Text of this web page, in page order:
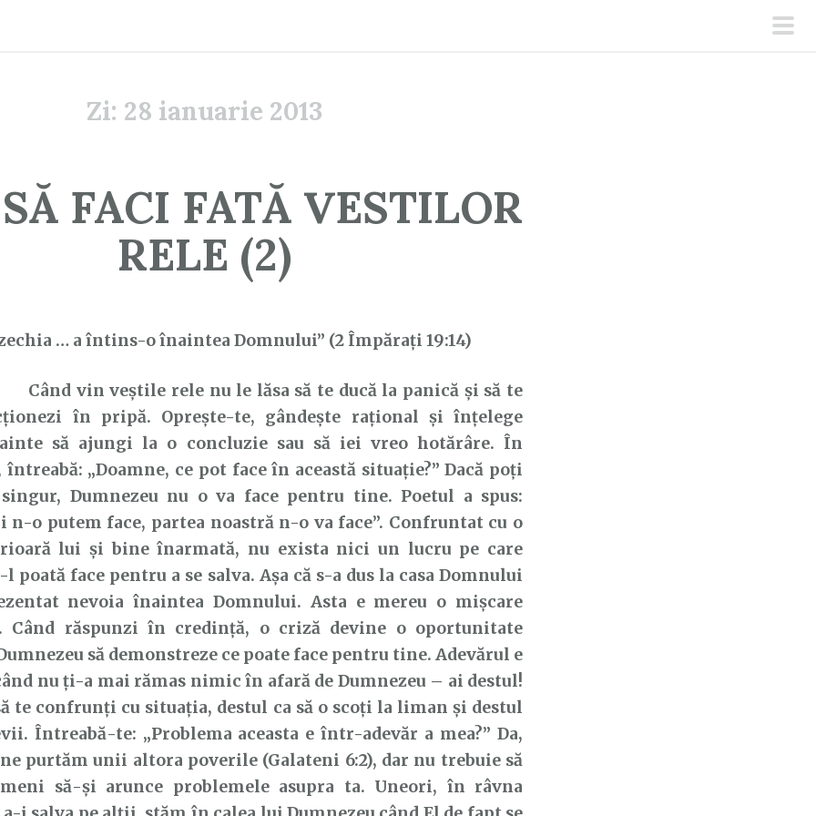
Zi: 28 ianuarie 2013
FACI FATĂ VESTILOR
RELE (2)
… a întins-o înaintea Domnului” (2 Împărați 19:14)
Când vin veștile rele nu le lăsa să te ducă la panică și să te
în pripă. Oprește-te, gândește rațional și înțelege
să ajungi la o concluzie sau să iei vreo hotărâre. În
„Doamne, ce pot face în această situație?” Dacă poți
Dumnezeu nu o va face pentru tine. Poetul a spus:
n-o putem face, partea noastră n-o va face”. Confruntat cu o
lui și bine înarmată, nu exista nici un lucru pe care
l poată face pentru a se salva. Așa că s-a dus la casa Domnului
nevoia înaintea Domnului. Asta e mereu o mișcare
Când răspunzi în credință, o criză devine o oportunitate
să demonstreze ce poate face pentru tine. Adevărul e
nu ți-a mai rămas nimic în afară de Dumnezeu – ai destul!
te confrunți cu situația, destul ca să o scoți la liman și destul
Întreabă-te: „Problema aceasta e într-adevăr a mea?” Da,
purtăm unii altora poverile (Galateni 6:2), dar nu trebuie să
să-și arunce problemele asupra ta. Uneori, în râvna